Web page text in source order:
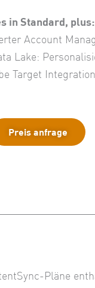
in Standard, plus:
Account
Lake:
Target Integration
Preis anfrage
Pläne